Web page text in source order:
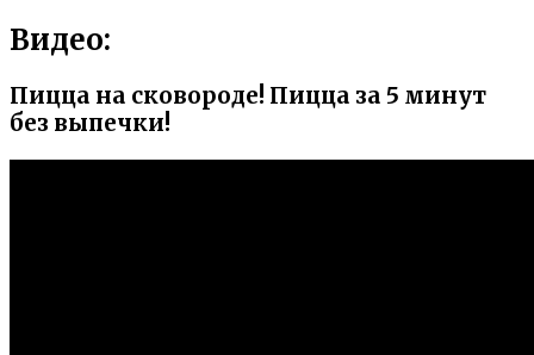
Видео:
Пицца на сковороде! Пицца за 5 минут
без выпечки!